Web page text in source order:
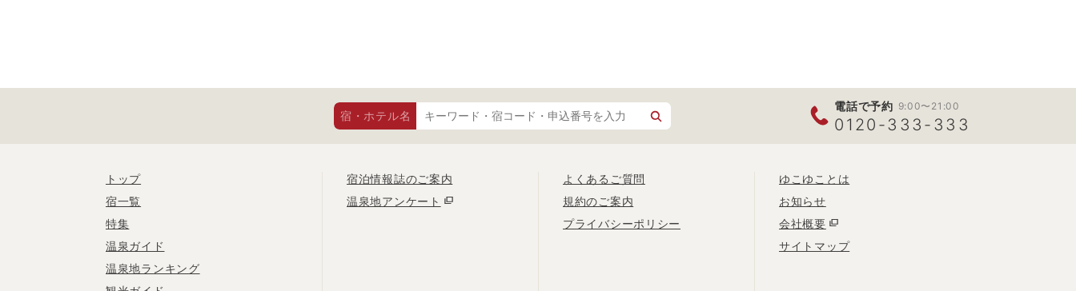
宿・ホテル名
電話で予約 9:00〜21:00
0120-333-333
トップ
宿一覧
特集
温泉ガイド
温泉地ランキング
宿泊情報誌のご案内
温泉地アンケート
よくあるご質問
規約のご案内
プライバシーポリシー
ゆこゆことは
お知らせ
会社概要
サイトマップ